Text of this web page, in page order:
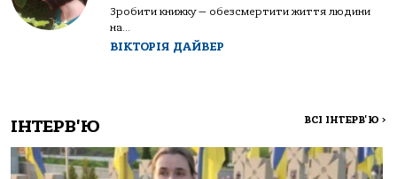
Зробити книжку — обезсмертити життя людини
на...
ВІКТОРІЯ ДАЙВЕР
ІНТЕРВ'Ю ВСІ ІНТЕРВ'Ю >